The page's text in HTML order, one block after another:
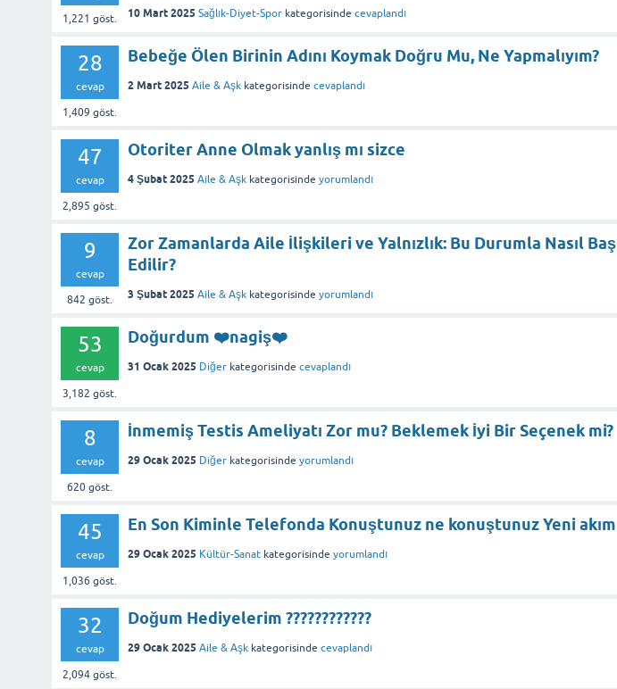
1,221 göst. 10 Mart 2025 Sağlık-Diyet-Spor kategorisinde cevaplandı
28
cevap
1,409 göst.
Bebeğe Ölen Birinin Adını Koymak Doğru Mu, Ne Yapmalıyım?
2 Mart 2025 Aile & Aşk kategorisinde cevaplandı
47
cevap
2,895 göst.
Otoriter Anne Olmak yanlış mı sizce
4 Şubat 2025 Aile & Aşk kategorisinde yorumlandı
9
cevap
842 göst.
Zor Zamanlarda Aile İlişkileri ve Yalnızlık: Bu Durumla Nasıl Baş
Edilir?
3 Şubat 2025 Aile & Aşk kategorisinde yorumlandı
53
cevap
3,182 göst.
Doğurdum ❤️nagiş❤️
31 Ocak 2025 Diğer kategorisinde cevaplandı
8
cevap
620 göst.
İnmemiş Testis Ameliyatı Zor mu? Beklemek İyi Bir Seçenek mi?
29 Ocak 2025 Diğer kategorisinde yorumlandı
45
cevap
1,036 göst.
En Son Kiminle Telefonda Konuştunuz ne konuştunuz Yeni akım
29 Ocak 2025 Kültür-Sanat kategorisinde yorumlandı
32
cevap
2,094 göst.
Doğum Hediyelerim ????????????
29 Ocak 2025 Aile & Aşk kategorisinde cevaplandı